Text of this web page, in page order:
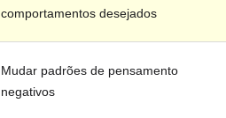
comportamentos desejados
Mudar padrões de pensamento
negativos